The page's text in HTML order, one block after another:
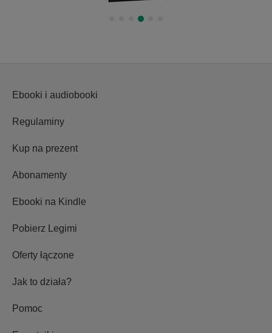
Ebooki i audiobooki
Regulaminy
Kup na prezent
Abonamenty
Ebooki na Kindle
Pobierz Legimi
Oferty łączone
Jak to działa?
Pomoc